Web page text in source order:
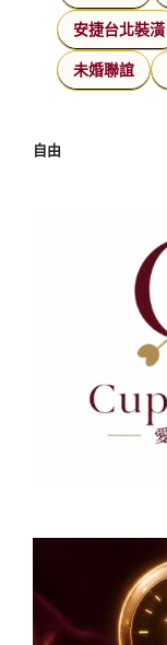
安捷台北裝潢
未婚聯誼
自由